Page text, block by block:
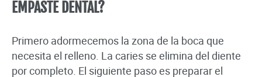
EMPASTE DENTAL?
Primero adormecemos la zona de la boca que
necesita el relleno. La caries se elimina del diente
por completo. El siguiente paso es preparar el